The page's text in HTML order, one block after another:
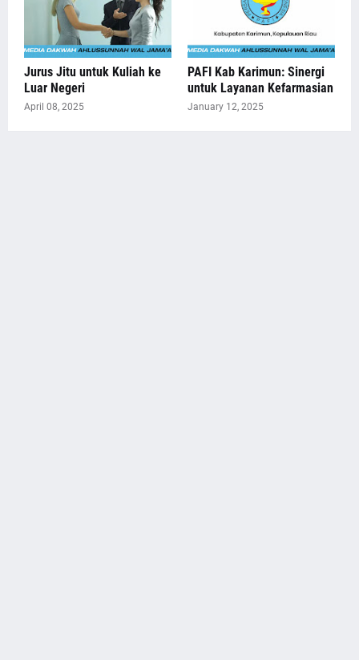
Jurus Jitu untuk Kuliah ke
Luar Negeri
April 08, 2025
PAFI Kab Karimun: Sinergi
untuk Layanan Kefarmasian
January 12, 2025